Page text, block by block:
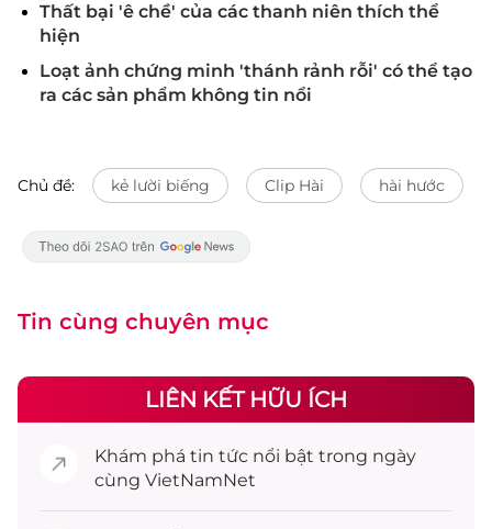
Thất bại 'ê chề' của các thanh niên thích thể
hiện
Loạt ảnh chứng minh 'thánh rảnh rỗi' có thể tạo
ra các sản phẩm không tin nổi
Chủ đề: kẻ lười biếng Clip Hài hài hước
Tin cùng chuyên mục
LIÊN KẾT HỮU ÍCH
Khám phá tin tức nổi bật trong ngày
cùng VietNamNet